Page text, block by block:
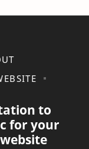
to
for your